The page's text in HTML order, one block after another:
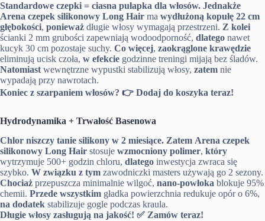
Standardowe czepki = ciasna pułapka dla włosów. Jednakże
Arena czepek silikonowy Long Hair ma wydłużoną kopułę 22 cm
głębokości, ponieważ długie włosy wymagają przestrzeni. Z kolei
ścianki 2 mm grubości zapewniają wodoodporność, dlatego nawet
kucyk 30 cm pozostaje suchy. Co więcej, zaokrąglone krawędzie
eliminują ucisk czoła, w efekcie godzinne treningi mijają bez śladów.
Natomiast wewnętrzne wypustki stabilizują włosy, zatem nie
wypadają przy nawrotach.
Koniec z szarpaniem włosów? 👉 Dodaj do koszyka teraz!
Hydrodynamika + Trwałość Basenowa
Chlor niszczy tanie silikony w 2 miesiące. Zatem Arena czepek
silikonowy Long Hair stosuje wzmocniony polimer, który
wytrzymuje 500+ godzin chloru, dlatego inwestycja zwraca się
szybko. W związku z tym zawodniczki masters używają go 2 sezony.
Chociaż przepuszcza minimalnie wilgoć, nano-powłoka blokuje 95%
chemii. Przede wszystkim gładka powierzchnia redukuje opór o 6%,
na dodatek stabilizuje gogle podczas kraula.
Długie włosy zasługują na jakość! ✅ Zamów teraz!